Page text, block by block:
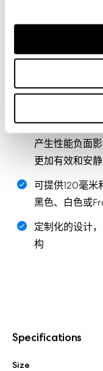
效能与美的呈
利用“Trip
产生性能负面
更加有效和安
可提供120毫米
黑色、白色或
定制化的设计
构
Specifications
Size